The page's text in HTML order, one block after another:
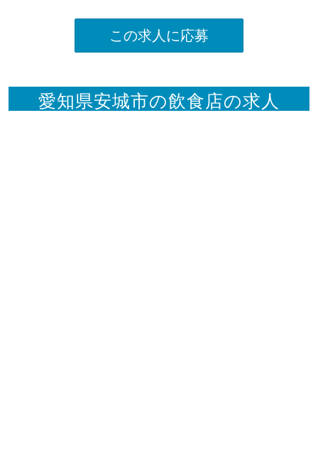
この求人に応募
愛知県安城市の飲食店の求人